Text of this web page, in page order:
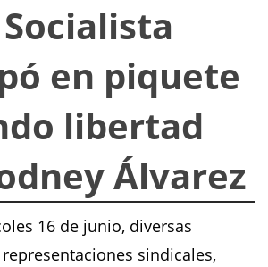
en piquete
libertad
Álvarez
16 de junio, diversas
sindicales,